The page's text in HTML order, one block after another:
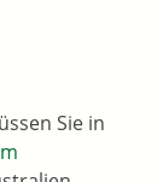
Sie in